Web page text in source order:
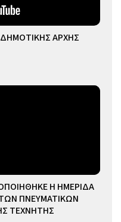
ΑΡΧΗΣ
Η ΗΜΕΡΙΔΑ
ΤΩΝ ΠΝΕΥΜΑΤΙΚΩΝ
ΤΕΧΝΗΤΗΣ